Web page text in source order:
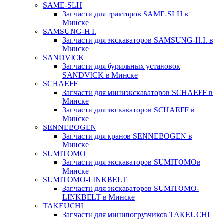
SAME-SLH
Запчасти для тракторов SAME-SLH в
Минске
SAMSUNG-H.I.
Запчасти для экскаваторов SAMSUNG-H.I. в
Минске
SANDVICK
Запчасти для бурильных установок
SANDVICK в Минске
SCHAEFF
Запчасти для миниэкскаваторов SCHAEFF в
Минске
Запчасти для экскаваторов SCHAEFF в
Минске
SENNEBOGEN
Запчасти для кранов SENNEBOGEN в
Минске
SUMITOMO
Запчасти для экскаваторов SUMITOMOв
Минске
SUMITOMO-LINKBELT
Запчасти для экскаваторов SUMITOMO-
LINKBELT в Минске
TAKEUCHI
Запчасти для минипогрузчиков TAKEUCHI